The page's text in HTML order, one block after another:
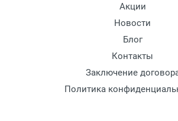
Доставка транспортными
Данный способ доставки
преимущественно по России.
Мы сотрудничаем с
Акции
Новости
Блог
Контакты
Заключение
Политика